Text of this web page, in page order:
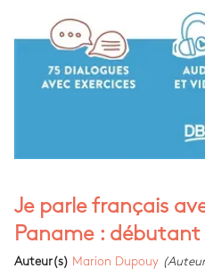
Je parle français
Paname : débutant
Auteur(s) Marion Dupouy